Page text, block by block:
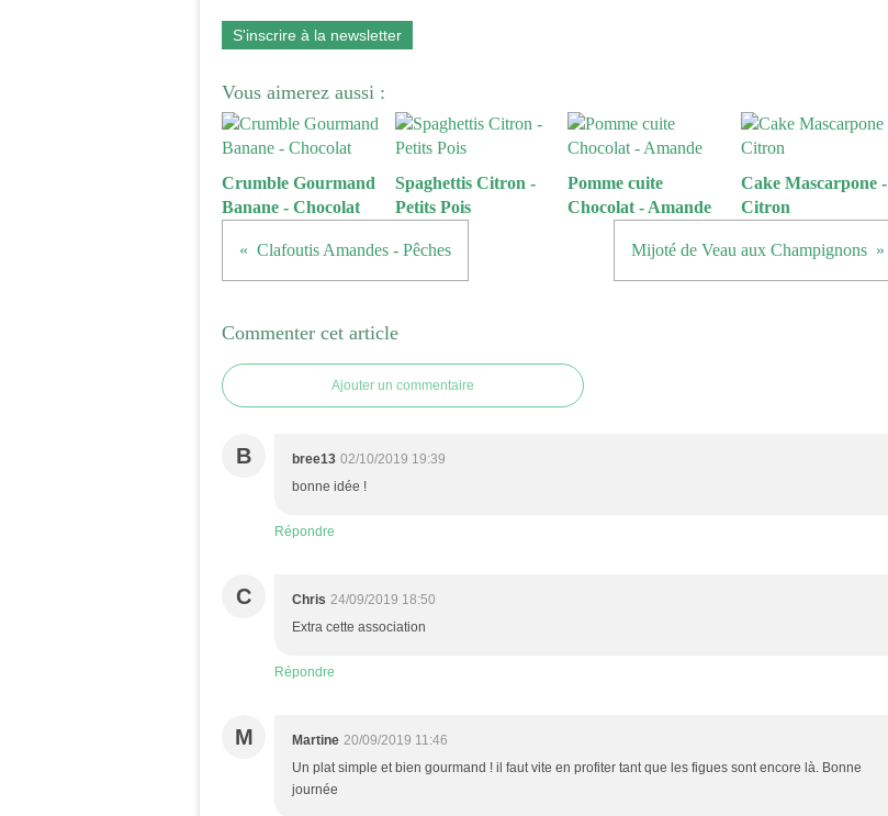
S'inscrire à la newsletter
Vous aimerez aussi :
Crumble Gourmand
Banane - Chocolat
Spaghettis Citron -
Petits Pois
Pomme cuite
Chocolat - Amande
Cake Mascarpone -
Citron
Clafoutis Amandes - Pêches Mijoté de Veau aux Champignons
Commenter cet article
Ajouter un commentaire
B bree13 02/10/2019 19:39
bonne idée !
Répondre
C Chris 24/09/2019 18:50
Extra cette association
Répondre
M Martine 20/09/2019 11:46
Un plat simple et bien gourmand ! il faut vite en profiter tant que les figues sont encore là. Bonne
journée